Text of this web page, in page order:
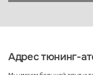
Адрес тюнинг-